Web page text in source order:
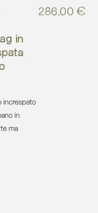
in
286,00€
increspato
in
ma